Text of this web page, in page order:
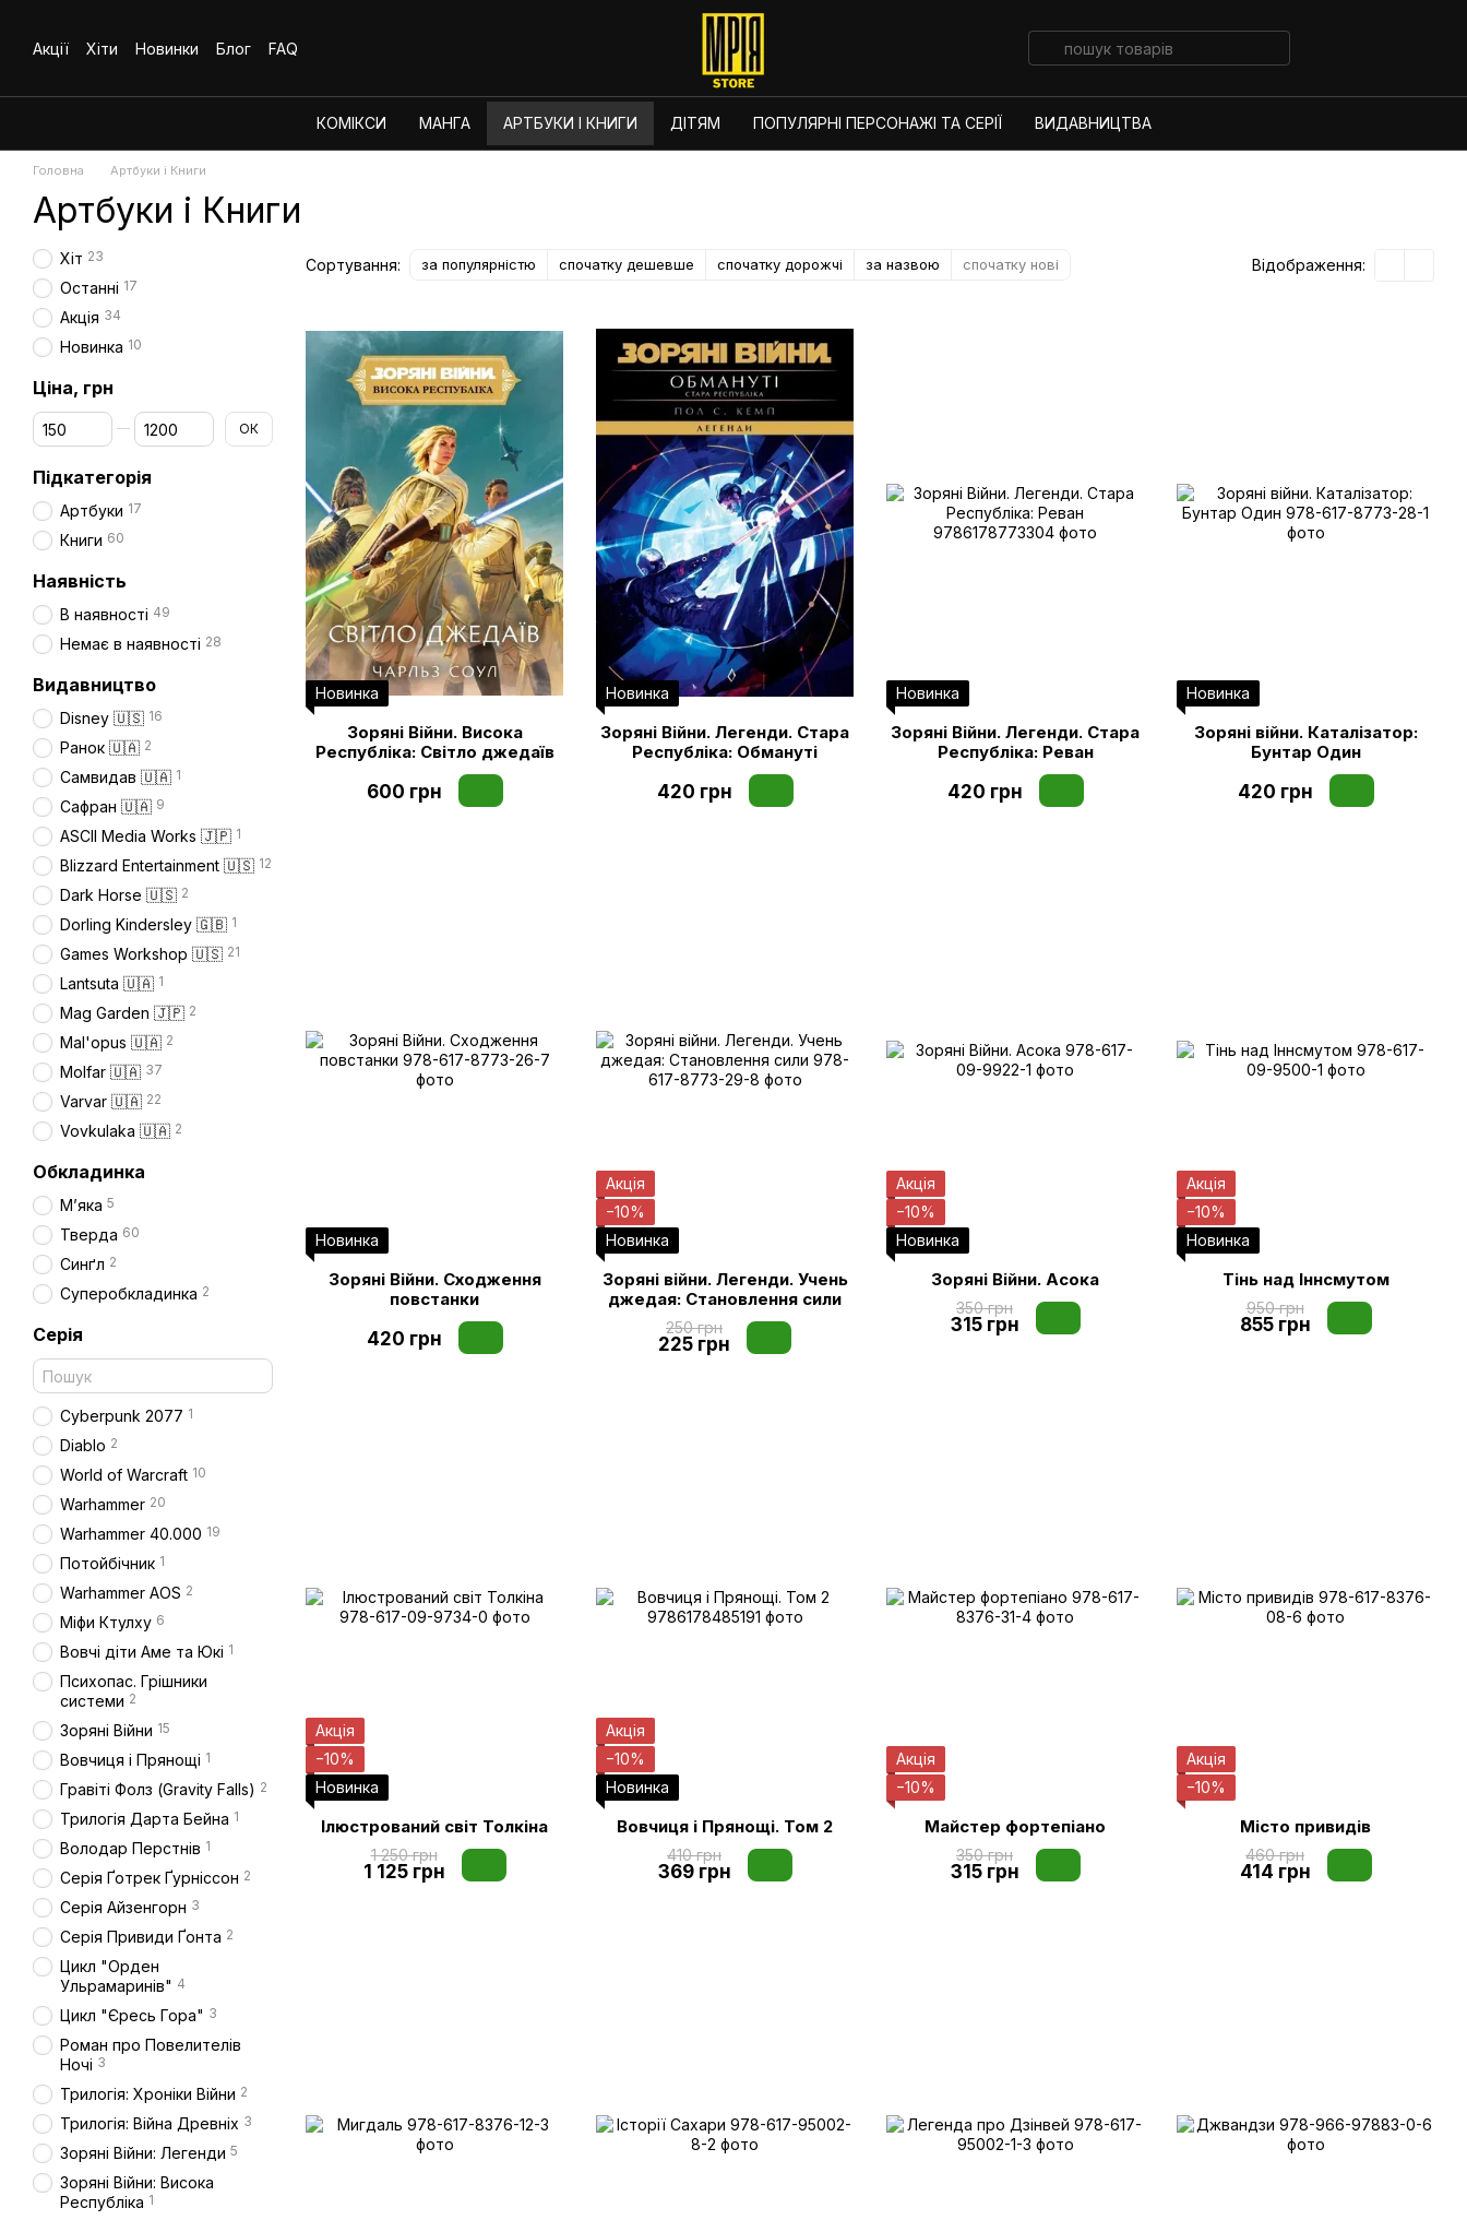
Акції
Хіти Новинки Блог FAQ
КОМІКСИ МАНГА АРТБУКИ І КНИГИ ДІТЯМ ПОПУЛЯРНІ ПЕРСОНАЖІ ТА СЕРІЇ ВИДАВНИЦТВА
Головна Артбуки і Книги
Артбуки і Книги
Сортування: за популярністю спочатку дешевше спочатку дорожчі за назвою спочатку нові Відображення:
Новинка
Зоряні Війни. Висока
Республіка: Світло джедаїв
600 грн
Новинка
Зоряні Війни. Легенди. Стара
Республіка: Обмануті
420 грн
Новинка
Зоряні Війни. Легенди. Стара
Республіка: Реван
420 грн
Новинка
Зоряні війни. Каталізатор:
Бунтар Один
420 грн
Новинка
Зоряні Війни. Сходження
повстанки
420 грн
Акція
−10%
Новинка
Зоряні війни. Легенди. Учень
джедая: Становлення сили
250 грн
225 грн
Акція
−10%
Новинка
Зоряні Війни. Асока
350 грн
315 грн
Акція
−10%
Новинка
Тінь над Іннсмутом
950 грн
855 грн
Акція
−10%
Новинка
Ілюстрований світ Толкіна
1 250 грн
1 125 грн
Акція
−10%
Новинка
Вовчиця і Прянощі. Том 2
410 грн
369 грн
Акція
−10%
Майстер фортепіано
350 грн
315 грн
Акція
−10%
Місто привидів
460 грн
414 грн
Хіт 23
Останні 17
Акція 34
Новинка 10
Ціна, грн
Від Ціна, грн
До Ціна, грн ОК
Підкатегорія
Артбуки 17
Книги 60
Наявність
В наявності 49
Немає в наявності 28
Видавництво
Disney 🇺🇸 16
Ранок 🇺🇦 2
Самвидав 🇺🇦 1
Сафран 🇺🇦 9
ASCII Media Works 🇯🇵 1
Blizzard Entertainment 🇺🇸 12
Dark Horse 🇺🇸 2
Dorling Kindersley 🇬🇧 1
Games Workshop 🇺🇸 21
Lantsuta 🇺🇦 1
Mag Garden 🇯🇵 2
Mal'opus 🇺🇦 2
Molfar 🇺🇦 37
Varvar 🇺🇦 22
Vovkulaka 🇺🇦 2
Обкладинка
Мʼяка 5
Тверда 60
Синґл 2
Суперобкладинка 2
Серія
Cyberpunk 2077 1
Diablo 2
World of Warcraft 10
Warhammer 20
Warhammer 40.000 19
Потойбічник 1
Warhammer AOS 2
Міфи Ктулху 6
Вовчі діти Аме та Юкі 1
Психопас. Грішники
системи 2
Зоряні Війни 15
Вовчиця і Прянощі 1
Гравіті Фолз (Gravity Falls) 2
Трилогія Дарта Бейна 1
Володар Перстнів 1
Серія Ґотрек Ґурніссон 2
Серія Айзенгорн 3
Серія Привиди Ґонта 2
Цикл "Орден
Ульрамаринів" 4
Цикл "Єресь Гора" 3
Роман про Повелителів
Ночі 3
Трилогія: Хроніки Війни 2
Трилогія: Війна Древніх 3
Зоряні Війни: Легенди 5
Зоряні Війни: Висока
Республіка 1